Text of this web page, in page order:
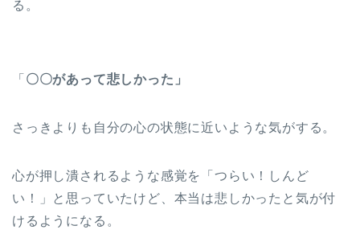
る。
「 〇〇があって悲しかった」
さっきよりも自分の心の状態に近いような気がする。
心が押し潰されるような感覚を「つらい！しんど
い！」と思っていたけど、本当は悲しかったと気が付
けるようになる。